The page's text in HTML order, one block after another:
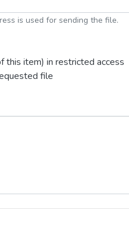
is used for sending the file.
this item) in restricted access
file